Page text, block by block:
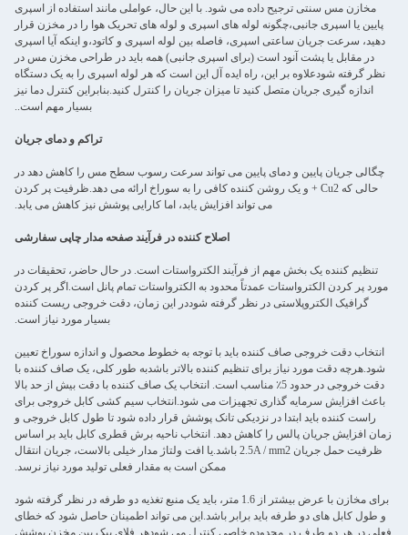
مخازن مس سنتی ترجیح داده می شود. با این حال، عواملی مانند استفاده از اسپری
پایین یا اسپری جانبی،چگونه لوله های اسپری و لوله های تحریک هوا را در مخزن قرار
دهید، سرعت جریان ساعتی اسپری، فاصله بین لوله اسپری و کاتود،و اینکه آیا اسپری
در مقابل یا پشت آنود است (برای اسپری جانبی) همه باید در طراحی مخزن مس در
نظر گرفته شودعلاوه بر این، راه ایده آل این است که هر لوله اسپری را به یک دستگاه
اندازه گیری جریان متصل کنید تا میزان جریان را کنترل کنید.بنابراین کنترل دما نیز
بسیار مهم است..
تراکم و دمای جریان
چگالی جریان پایین و دمای پایین می تواند سرعت رسوب سطح مس را کاهش دهد در
حالی که Cu2 + و یک روشن کننده کافی را به سوراخ ارائه می دهد.ظرفیت پر کردن
می تواند افزایش یابد، اما کارایی پوشش نیز کاهش می یابد.
اصلاح کننده در فرآیند صفحه مدار چاپی سفارشی
تنظیم کننده یک بخش مهم از فرآیند الکترواستات است. در حال حاضر، تحقیقات در
مورد پر کردن الکترواستات عمدتاً محدود به الکترواستات تمام پانل است.اگر پر کردن
گرافیک الکتروپلاستی در نظر گرفته شوددر این زمان، دقت خروجی ریست کننده
بسیار مورد نیاز است.
انتخاب دقت خروجی صاف کننده باید با توجه به خطوط محصول و اندازه سوراخ تعیین
شود.هرچه دقت مورد نیاز برای تنظیم کننده بالاتر باشدبه طور کلی، یک صاف کننده با
دقت خروجی در حدود 5٪ مناسب است. انتخاب یک صاف کننده با دقت بیش از حد بالا
باعث افزایش سرمایه گذاری تجهیزات می شود.انتخاب سیم کشی کابل خروجی برای
راست کننده باید ابتدا در نزدیکی تانک پوشش قرار داده شود تا طول کابل خروجی و
زمان افزایش جریان پالس را کاهش دهد. انتخاب ناحیه برش قطری کابل باید بر اساس
ظرفیت حمل جریان 2.5A / mm2 باشد.یا افت ولتاژ مدار خیلی بالاست، جریان انتقال
ممکن است به مقدار فعلی تولید مورد نیاز نرسد.
برای مخازن با عرض بیشتر از 1.6 متر، باید یک منبع تغذیه دو طرفه در نظر گرفته شود
و طول کابل های دو طرفه باید برابر باشد.این می تواند اطمینان حاصل شود که خطای
فعلی در هر دو طرف در محدوده خاصی کنترل می شودهر فلای بیک پین مخزن پوشش